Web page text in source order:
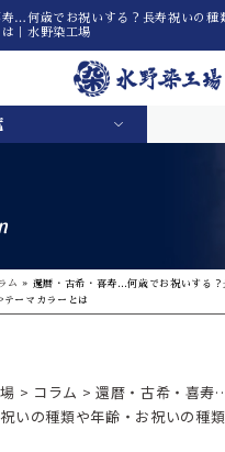
…何歳でお祝いする？長寿祝いの種
｜水野染工場
ム » 還暦・古希・喜寿…何歳でお祝いする？
テーマカラーとは
> コラム > 還暦・古希・喜寿
いの種類や年齢・お祝いの種